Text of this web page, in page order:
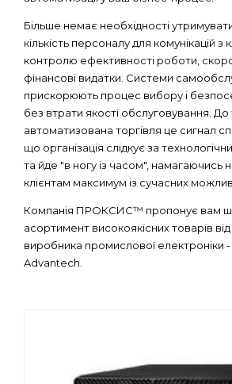
Більше немає необхідності
кількість персоналу для комунікацій з
контролю ефективності роботи,
фінансові видатки. Системи
прискорюють процес вибору і
без втрати якості обслуговування.
автоматизована торгівля це сигнал
що організація слідкує за
та йде "в ногу із часом", намагаючись
клієнтам максимум із сучасних
Компанія ПРОКСИС™ пропонує вам
асортимент високоякісних товарів від
виробника промислової електроніки -
Advantech.